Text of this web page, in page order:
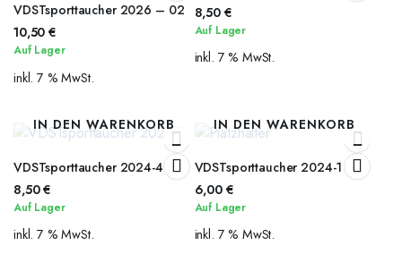
VDSTsporttaucher 2026 – 02
10,50€
Auf Lager
inkl. 7 % MwSt.
8,50 €
Auf Lager
inkl. 7 % MwSt.
IN DEN WARENKORB
VDSTsporttaucher 2024-4
8,50€
Auf Lager
inkl. 7 % MwSt.
IN DEN WARENKORB
VDSTsporttaucher 2024-1
6,00 €
Auf Lager
inkl. 7 % MwSt.